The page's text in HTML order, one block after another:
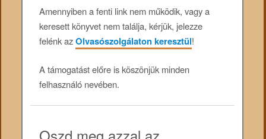
Amennyiben a fenti link nem működik, vagy a
keresett könyvet nem találja, kérjük, jelezze
felénk azOlvasószolgálaton keresztül!
A támogatást előre is köszönjük minden
felhasználó nevében.